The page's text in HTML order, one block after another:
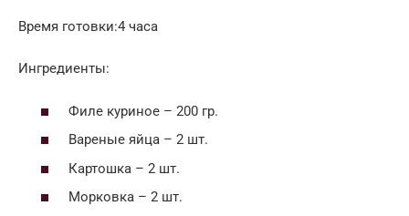
Время готовки:4 часа
Ингредиенты:
Филе куриное – 200 гр.
Вареные яйца – 2 шт.
Картошка – 2 шт.
Морковка – 2 шт.